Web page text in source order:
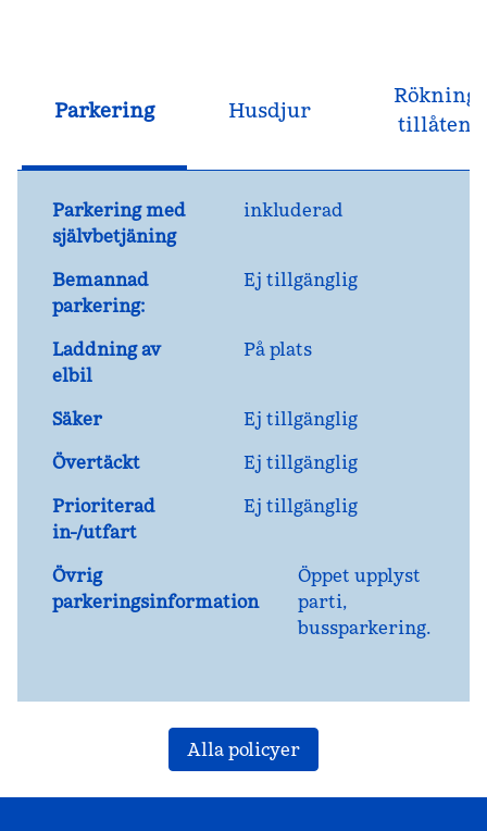
Parkering Husdjur
Rökning
tillåten
Parkering med
självbetjäning
inkluderad
Bemannad
parkering:
Ej tillgänglig
Laddning av
elbil
På plats
Säker
Ej tillgänglig
Övertäckt
Ej tillgänglig
Prioriterad
in-/utfart
Ej tillgänglig
Övrig
parkeringsinformation
Öppet upplyst
parti,
bussparkering.
Alla policyer